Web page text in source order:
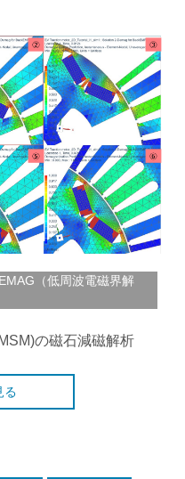
（低周波電磁界解
の磁石減磁解析
る